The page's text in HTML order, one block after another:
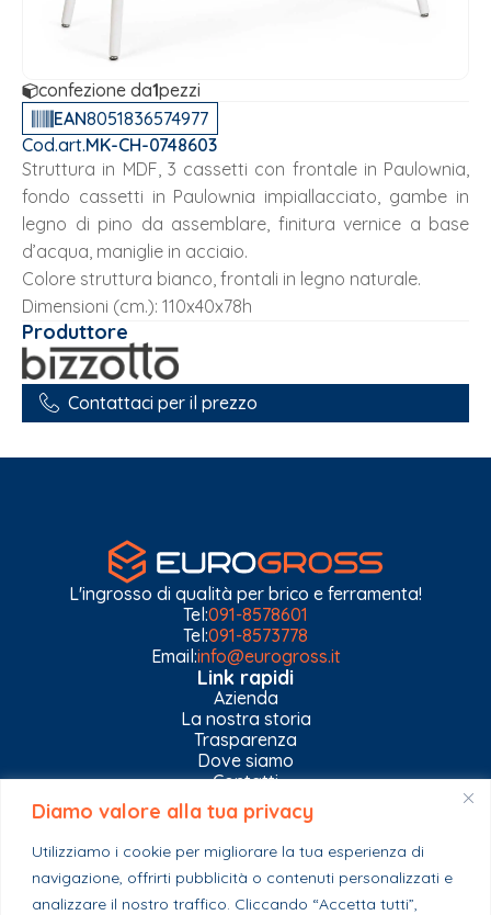
Diamo valore alla tua privacy
Utilizziamo i cookie per migliorare la tua esperienza di
navigazione, offrirti pubblicità o contenuti personalizzati e
analizzare il nostro traffico. Cliccando “Accetta tutti”,
confezione da1pezzi
EAN8051836574977
Cod.art.MK-CH-0748603
Struttura in MDF, 3 cassetti con frontale in Paulownia,
fondo cassetti in Paulownia impiallacciato, gambe in
legno di pino da assemblare, finitura vernice a base
d’acqua, maniglie in acciaio.
Colore struttura bianco, frontali in legno naturale.
Dimensioni (cm.): 110x40x78h
Produttore
Contattaci per il prezzo
L'ingrosso di qualità per brico e ferramenta!
Tel:091-8578601
Tel:091-8573778
Email:info@eurogross.it
Link rapidi
Azienda
La nostra storia
Trasparenza
Dove siamo
Contatti
Privacy Policy
Gestisci impostazioni Cookies
Esplora il catalogo
Casa
Ferramenta & Co.